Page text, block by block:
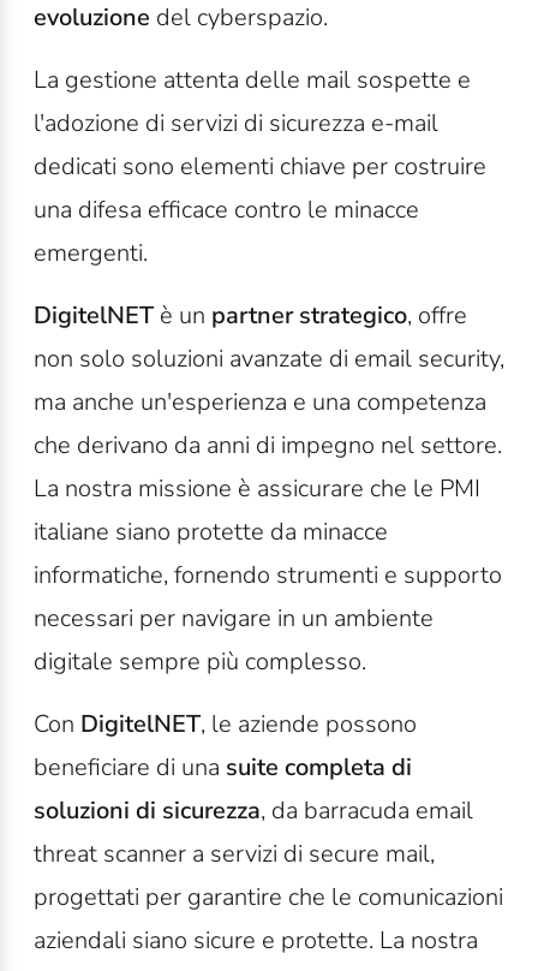
evoluzione del cyberspazio.
La gestione attenta delle mail sospette e
l'adozione di servizi di sicurezza e-mail
dedicati sono elementi chiave per costruire
una difesa efficace contro le minacce
emergenti.
DigitelNETè un partner strategico, offre
non solo soluzioni avanzate di email security,
ma anche un'esperienza e una competenza
che derivano da anni di impegno nel settore.
La nostra missione è assicurare che le PMI
italiane siano protette da minacce
informatiche, fornendo strumenti e supporto
necessari per navigare in un ambiente
digitale sempre più complesso.
Con DigitelNET, le aziende possono
beneficiare di una suite completa di
soluzioni di sicurezza, da barracuda email
threat scanner a servizi di secure mail,
progettati per garantire che le comunicazioni
aziendali siano sicure e protette. La nostra